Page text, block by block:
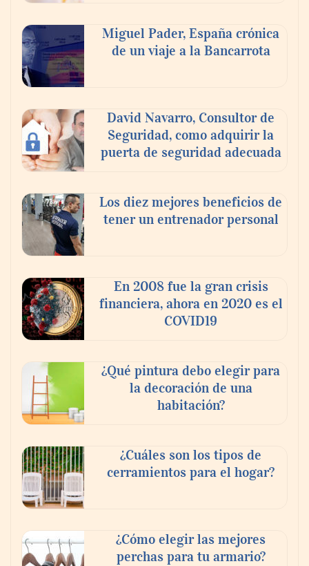
Poda de árboles en altura: técnicas,
criterios y seguridad para un
mantenimiento eficiente
La poda de árboles perfecta: ¿Cuándo y
cómo?
Miguel Pader, España crónica
de un viaje a la Bancarrota
David Navarro, Consultor de
Seguridad, como adquirir la
puerta de seguridad adecuada
Los diez mejores beneficios de
tener un entrenador personal
En 2008 fue la gran crisis
financiera, ahora en 2020 es el
COVID19
¿Qué pintura debo elegir para
la decoración de una
habitación?
¿Cuáles son los tipos de
cerramientos para el hogar?
¿Cómo elegir las mejores
perchas para tu armario?